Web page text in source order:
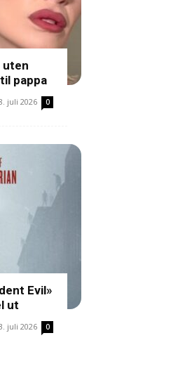
uten
pappa
juli 2026 0
Evil»
ut
juli 2026 0